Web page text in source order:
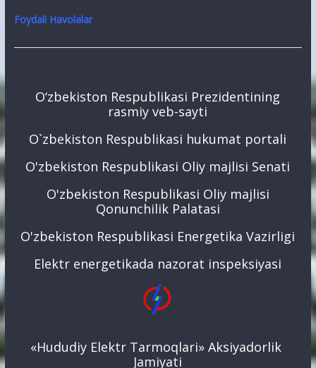
Foydali Havolalar
O‘zbekiston Respublikasi Prezidentining
rasmiy veb-sayti
O`zbekiston Respublikasi hukumat portali
O'zbekiston Respublikasi Oliy majlisi Senati
O'zbekiston Respublikasi Oliy majlisi
Qonunchilik Palatasi
O'zbekiston Respublikasi Energetika Vazirligi
Elektr energetikada nazorat inspeksiyasi
«Hududiy Elektr Tarmoqlari» Aksiyadorlik
Jamiyati